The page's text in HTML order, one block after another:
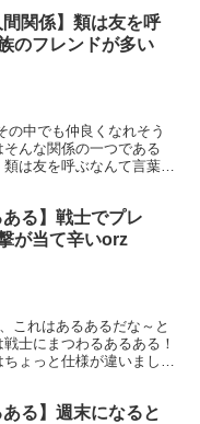
間関係】類は友を呼
のフレンドが多い
の中でも仲良くなれそう
んな関係の一つである
は友を呼ぶなんて言葉も
ある】戦士でプレ
が当て辛いorz
これはあるあるだな～と
士にまつわるあるある！
ょっと仕様が違いまし
ある】週末になると